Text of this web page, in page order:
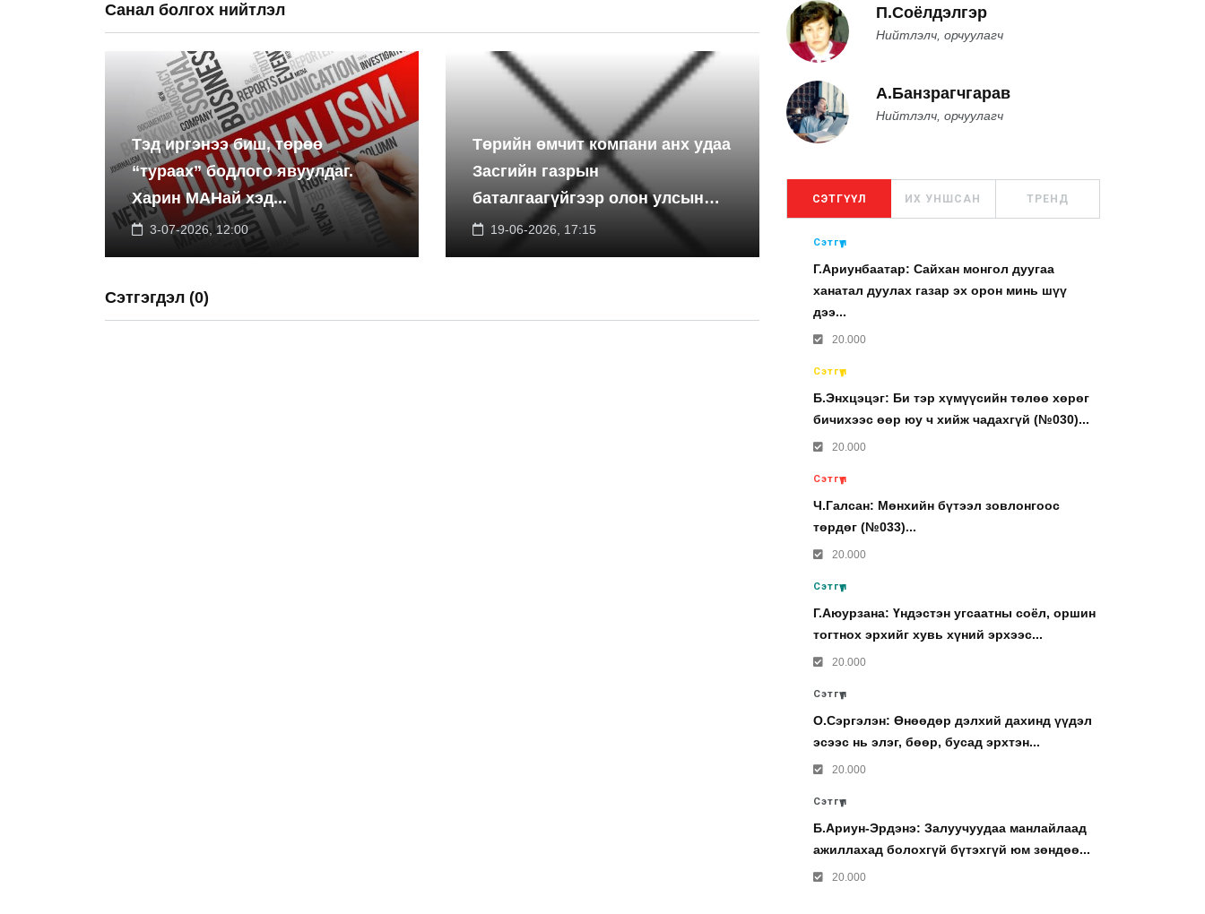
Санал болгох нийтлэл
Тэд иргэнээ биш, төрөө
“тураах” бодлого явуулдаг.
Харин МАНай хэд...
3-07-2026, 12:00
Төрийн өмчит компани анх удаа
Засгийн газрын
баталгаагүйгээр олон улсын
экспортын зээлийн санхүүжилт
19-06-2026, 17:15
Сэтгэгдэл (0)
П.Соёлдэлгэр
Нийтлэлч, орчуулагч
А.Банзрагчгарав
Нийтлэлч, орчуулагч
СЭТГҮҮЛ ИХ УНШСАН ТРЕНД
Сэтгүүл
Г.Ариунбаатар: Сайхан монгол дуугаа
ханатал дуулах газар эх орон минь шүү
дээ...
20.000
Сэтгүүл
Б.Энхцэцэг: Би тэр хүмүүсийн төлөө хөрөг
бичихээс өөр юу ч хийж чадахгүй (№030)...
20.000
Сэтгүүл
Ч.Галсан: Мөнхийн бүтээл зовлонгоос
төрдөг (№033)...
20.000
Сэтгүүл
Г.Аюурзана: Үндэстэн угсаатны соёл, оршин
тогтнох эрхийг хувь хүний эрхээс...
20.000
Сэтгүүл
О.Сэргэлэн: Өнөөдөр дэлхий дахинд үүдэл
эсээс нь элэг, бөөр, бусад эрхтэн...
20.000
Сэтгүүл
Б.Ариун-Эрдэнэ: Залуучуудаа манлайлаад
ажиллахад болохгүй бүтэхгүй юм зөндөө...
20.000